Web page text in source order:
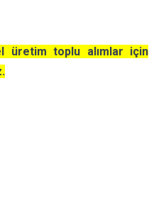
üretim toplu alımlar için